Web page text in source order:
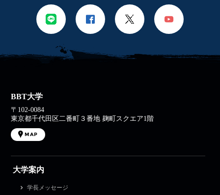
BBT大学
〒102-0084
東京都千代田区二番町３番地 麹町スクエア1階
MAP
大学案内
学長メッセージ